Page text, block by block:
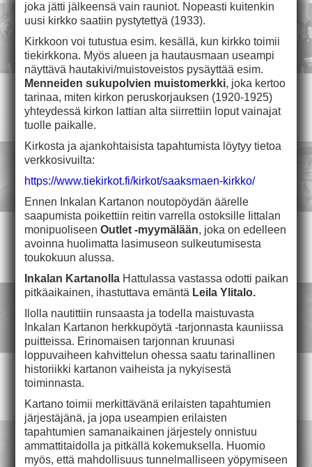
joka jätti jälkeensä vain rauniot. Nopeasti kuitenkin
uusi kirkko saatiin pystytettyä (1933).
Kirkkoon voi tutustua esim. kesällä, kun kirkko toimii
tiekirkkona. Myös alueen ja hautausmaan useampi
näyttävä hautakivi/muistoveistos pysäyttää esim.
Menneiden sukupolvien muistomerkki, joka kertoo
tarinaa, miten kirkon peruskorjauksen (1920-1925)
yhteydessä kirkon lattian alta siirrettiin loput vainajat
tuolle paikalle.
Kirkosta ja ajankohtaisista tapahtumista löytyy tietoa
verkkosivuilta:
https://www.tiekirkot.fi/kirkot/saaksmaen-kirkko/
Ennen Inkalan Kartanon noutopöydän äärelle
saapumista poikettiin reitin varrella ostoksille Iittalan
monipuoliseen Outlet -myymälään, joka on edelleen
avoinna huolimatta lasimuseon sulkeutumisesta
toukokuun alussa.
Inkalan Kartanolla Hattulassa vastassa odotti paikan
pitkäaikainen, ihastuttava emäntä Leila Ylitalo.
Ilolla nautittiin runsaasta ja todella maistuvasta
Inkalan Kartanon herkkupöytä -tarjonnasta kauniissa
puitteissa. Erinomaisen tarjonnan kruunasi
loppuvaiheen kahvittelun ohessa saatu tarinallinen
historiikki kartanon vaiheista ja nykyisestä
toiminnasta.
Kartano toimii merkittävänä erilaisten tapahtumien
järjestäjänä, ja jopa useampien erilaisten
tapahtumien samanaikainen järjestely onnistuu
ammattitaidolla ja pitkällä kokemuksella. Huomio
myös, että mahdollisuus tunnelmalliseen yöpymiseen